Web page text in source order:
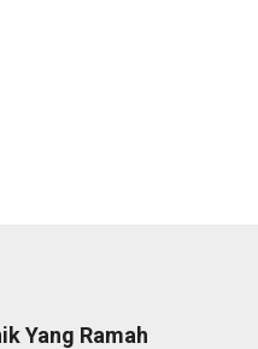
Yang Ramah